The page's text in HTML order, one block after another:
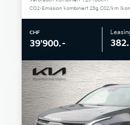
CO2-Emission kombiniert 28g C02/km
CHF
39'900.–